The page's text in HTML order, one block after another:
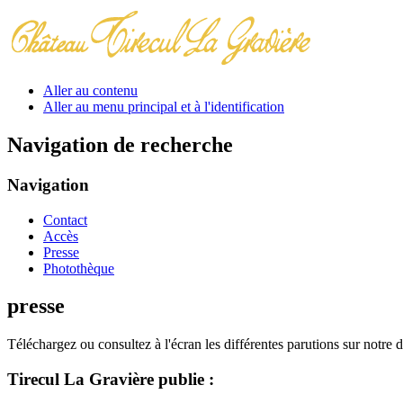
Aller au contenu
Aller au menu principal et à l'identification
Navigation de recherche
Navigation
Contact
Accès
Presse
Photothèque
presse
Téléchargez ou consultez à l'écran les différentes parutions sur notre
Tirecul La Gravière publie :